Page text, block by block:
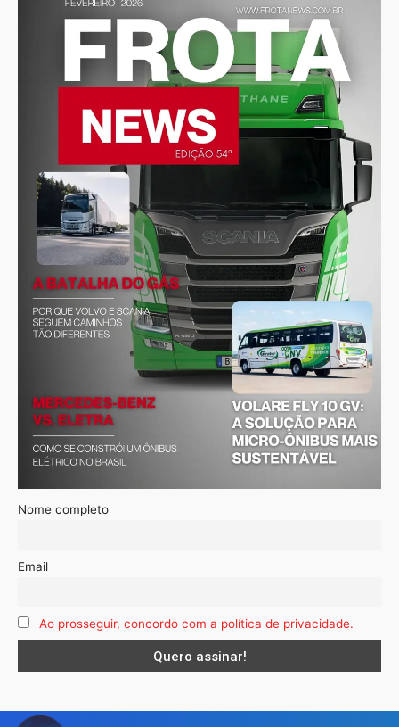
Nome completo
Email
Ao prosseguir, concordo com a política de privacidade.